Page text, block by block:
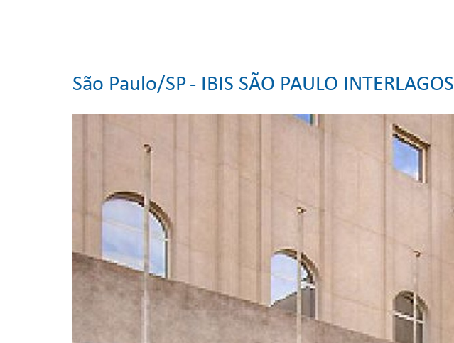
São Paulo/SP- IBIS SÃO PAULO INTERLAGOS